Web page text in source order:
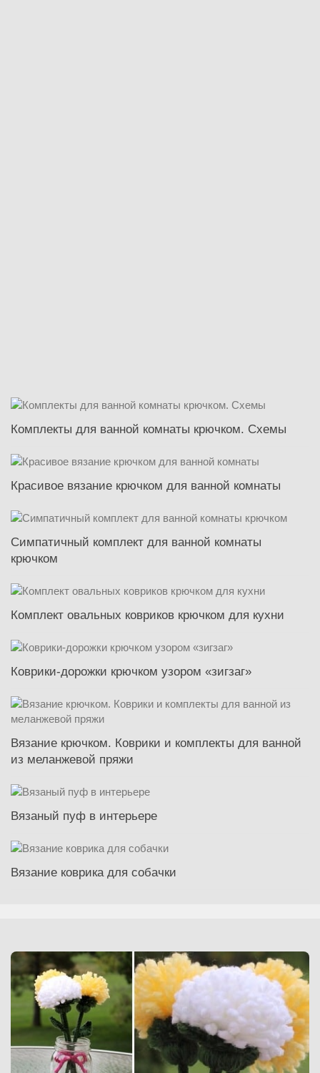
Комплекты для ванной комнаты крючком. Схемы
Красивое вязание крючком для ванной комнаты
Симпатичный комплект для ванной комнаты
крючком
Комплект овальных ковриков крючком для кухни
Коврики-дорожки крючком узором «зигзаг»
Вязание крючком. Коврики и комплекты для ванной
из меланжевой пряжи
Вязаный пуф в интерьере
Вязание коврика для собачки